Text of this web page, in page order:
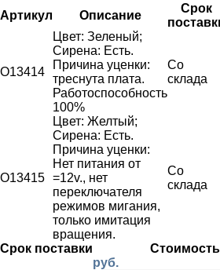
Артикул
Описание
Срок
O13414
Цвет: Зеленый;
Сирена: Есть.
Причина уценки:
треснута плата.
Работоспособность
100%
Со
склада
O13415
Цвет: Желтый;
Сирена: Есть.
Причина уценки:
Нет питания от
=12v., нет
переключателя
режимов мигания,
только имитация
вращения.
Со
склада
Срок поставки
Стоимость
руб.